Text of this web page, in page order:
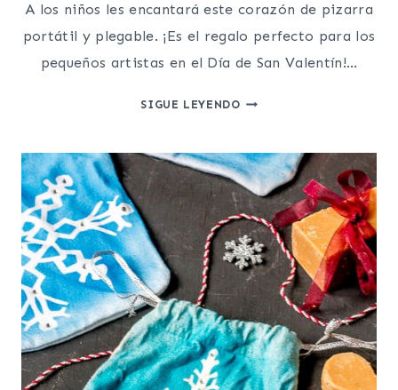
A los niños les encantará este corazón de pizarra
portátil y plegable. ¡Es el regalo perfecto para los
pequeños artistas en el Día de San Valentín!…
SIGUE LEYENDOCÓMO
PIZARRA
PORTATIL
DE
TELA
(EN
FORMA
DE
CORAZÓN)